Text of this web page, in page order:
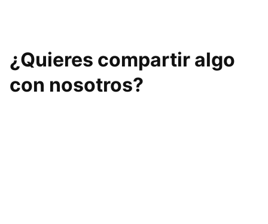
¿Quieres compartir algo
con nosotros?